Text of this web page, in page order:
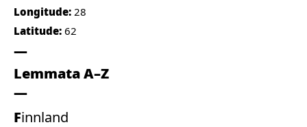
Longitude: 28
Latitude: 62
Lemmata A–Z
Finnland